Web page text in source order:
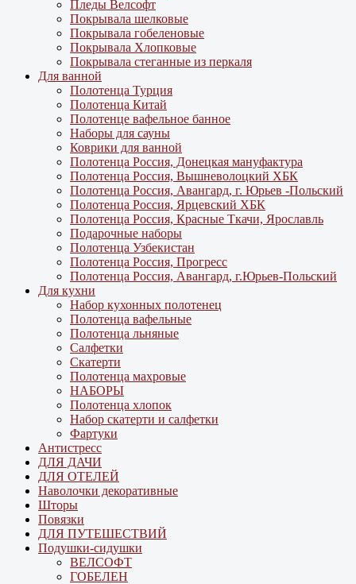
Пледы Велсофт
Покрывала шелковые
Покрывала гобеленовые
Покрывала Хлопковые
Покрывала стеганные из перкаля
Для ванной
Полотенца Турция
Полотенца Китай
Полотенце вафельное банное
Наборы для сауны
Коврики для ванной
Полотенца Россия, Донецкая мануфактура
Полотенца Россия, Вышневолоцкий ХБК
Полотенца Россия, Авангард, г. Юрьев -Польский
Полотенца Россия, Ярцевский ХБК
Полотенца Россия, Красные Ткачи, Ярославль
Подарочные наборы
Полотенца Узбекистан
Полотенца Россия, Прогресс
Полотенца Россия, Авангард, г.Юрьев-Польский
Для кухни
Набор кухонных полотенец
Полотенца вафельные
Полотенца льняные
Салфетки
Скатерти
Полотенца махровые
НАБОРЫ
Полотенца хлопок
Набор скатерти и салфетки
Фартуки
Антистресс
ДЛЯ ДАЧИ
ДЛЯ ОТЕЛЕЙ
Наволочки декоративные
Шторы
Повязки
ДЛЯ ПУТЕШЕСТВИЙ
Подушки-сидушки
ВЕЛСОФТ
ГОБЕЛЕН